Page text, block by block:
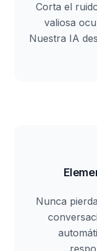
Corta el
valiosa
Nuestra IA
Nunca